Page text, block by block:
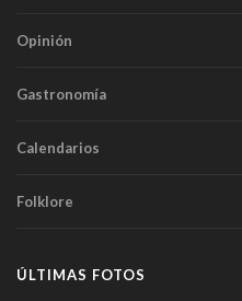
Opinión
Gastronomía
Calendarios
Folklore
ÚLTIMAS FOTOS